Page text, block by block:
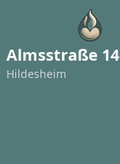
Almsstraße 14
Hildesheim